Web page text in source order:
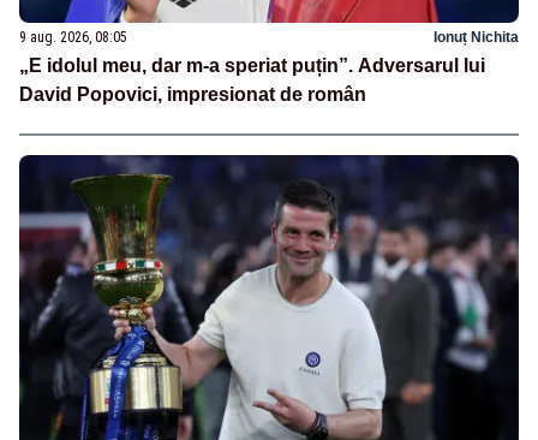
9 aug. 2026, 08:05 Ionuț Nichita
„E idolul meu, dar m-a speriat puțin”. Adversarul lui
David Popovici, impresionat de român